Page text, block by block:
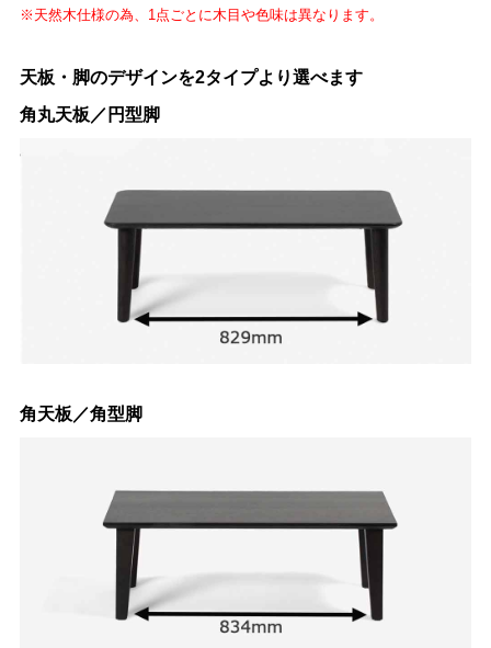
※天然木仕様の為、1点ごとに木目や色味は異なります。
天板・脚のデザインを2タイプより選べます
角丸天板／円型脚
角天板／角型脚